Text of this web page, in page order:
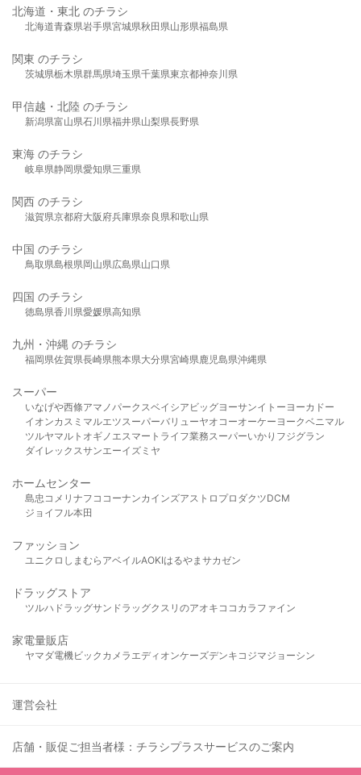
北海道・東北 のチラシ
北海道青森県岩手県宮城県秋田県山形県福島県
関東 のチラシ
茨城県栃木県群馬県埼玉県千葉県東京都神奈川県
甲信越・北陸 のチラシ
新潟県富山県石川県福井県山梨県長野県
東海 のチラシ
岐阜県静岡県愛知県三重県
関西 のチラシ
滋賀県京都府大阪府兵庫県奈良県和歌山県
中国 のチラシ
鳥取県島根県岡山県広島県山口県
四国 のチラシ
徳島県香川県愛媛県高知県
九州・沖縄 のチラシ
福岡県佐賀県長崎県熊本県大分県宮崎県鹿児島県沖縄県
スーパー
いなげや西條アマノパークスベイシア ビッグヨーサンイトーヨーカドー
イオンカスミ マルエツスーパーバリューヤオコーオーケー ヨークベニマル
ツルヤマルト オギノ エスマート ライフ業務スーパーいかり フジグラン
ダイレックスサンエーイズミヤ
ホームセンター
島忠 コメリ ナフコ コーナンカインズアストロプロダクツDCM
ジョイフル本田
ファッション
ユニクロ しまむら アベイルAOKIはるやま サカゼン
ドラッグストア
ツルハドラッグサンドラッグクスリのアオキ ココカラファイン
家電量販店
ヤマダ電機ビックカメラ エディオンケーズデンキ コジマジョーシン
運営会社
店舗・販促ご担当者様：チラシプラスサービスのご案内